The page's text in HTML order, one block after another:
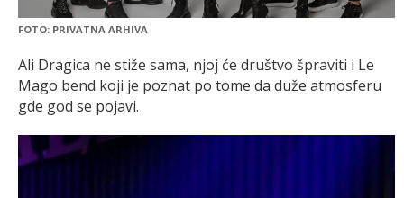
FOTO: PRIVATNA ARHIVA
Ali Dragica ne stiže sama, njoj će društvo špraviti i Le
Mago bend koji je poznat po tome da duže atmosferu
gde god se pojavi.